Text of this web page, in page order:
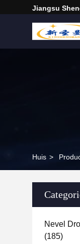
Jiangsu
Huis >
Nevel
(185)